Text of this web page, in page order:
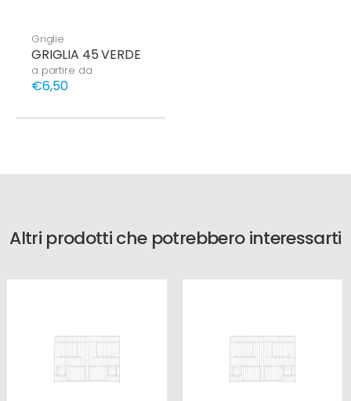
Griglie
GRIGLIA 45 VERDE
a partire da
€6,50
Altri prodotti che potrebbero interessarti